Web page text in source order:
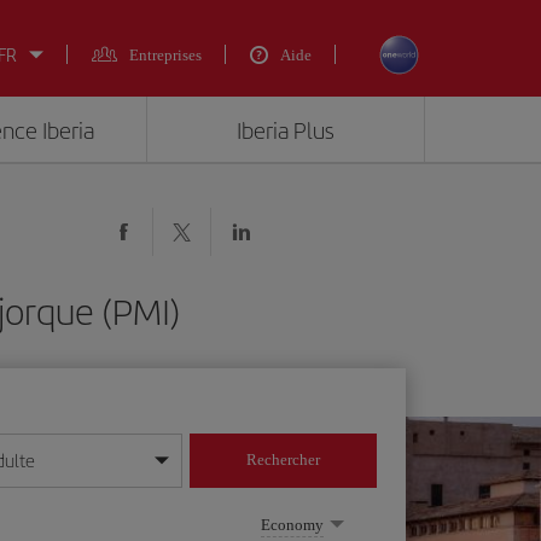
Entreprises Aide
Iberia Iberia Plus
(PMI)
année
Rechercher
Economy